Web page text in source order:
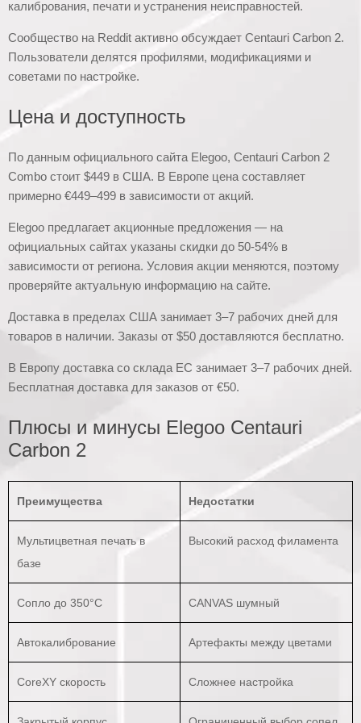
калибрования, печати и устранения неисправностей.
Сообщество на Reddit активно обсуждает Centauri Carbon 2.
Пользователи делятся профилями, модификациями и
советами по настройке.
Цена и доступность
По данным официального сайта Elegoo, Centauri Carbon 2
Combo стоит $449 в США. В Европе цена составляет
примерно €449–499 в зависимости от акций.
Elegoo предлагает акционные предложения — на
официальных сайтах указаны скидки до 50-54% в
зависимости от региона. Условия акции меняются, поэтому
проверяйте актуальную информацию на сайте.
Доставка в пределах США занимает 3–7 рабочих дней для
товаров в наличии. Заказы от $50 доставляются бесплатно.
В Европу доставка со склада ЕС занимает 3–7 рабочих дней.
Бесплатная доставка для заказов от €50.
Плюсы и минусы Elegoo Centauri
Carbon 2
Преимущества Недостатки
Мультицветная печать в
базе
Высокий расход филамента
Сопло до 350°C CANVAS шумный
Автокалибрование Артефакты между цветами
CoreXY скорость Сложнее настройка